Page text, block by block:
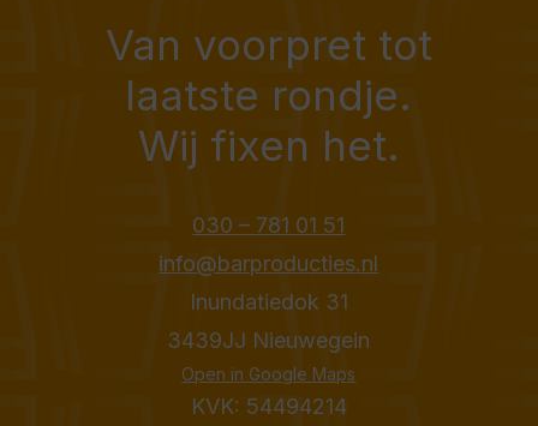
Van voorpret tot
laatste rondje.
Wij fixen het.
030 – 781 01 51
info@barproducties.nl
Inundatiedok 31
3439JJ Nieuwegein
Open in Google Maps
KVK: 54494214